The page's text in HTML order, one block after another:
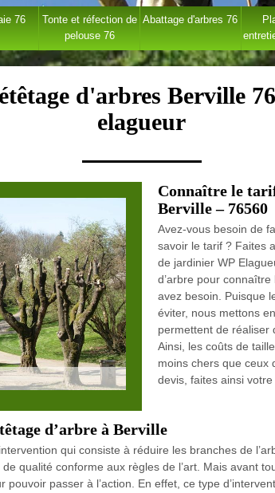
76
Tonte et réfection de
pelouse 76
Abattage d'arbres 76
d'arbres Berville
elagueur
Connaître le
Berville – 76560
Avez-vous besoin de
savoir le tarif ? Faites
de jardinier WP
d’arbre pour
avez besoin. Puisque
éviter, nous mettons
permettent de réaliser
Ainsi, les coûts de
moins chers que ceux
devis, faites ainsi votre
d’arbre à Berville
qui consiste à réduire les branches de
qualité conforme aux règles de l’art. Mais avant
pouvoir passer à l’action. En effet, ce type